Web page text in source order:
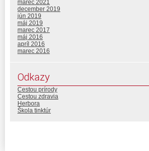
marec 2021
december 2019
jún 2019
máj 2019
marec 2017
máj 2016
apríl 2016
marec 2016
Odkazy
Cestou prírody
Cestou zdravia
Herbora
Škola tinktúr